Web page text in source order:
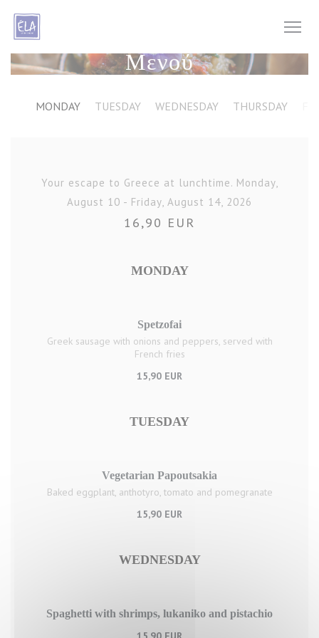
Πίνακας διαχείρισης "Μπισκότων" (Cookies)
Μενού
MONDAY TUESDAY WEDNESDAY THURSDAY
Your escape to Greece at lunchtime. Monday,
August 10 - Friday, August 14, 2026
16,90 EUR
MONDAY
Spetzofai
Greek sausage with onions and peppers, served with
French fries
15,90 EUR
TUESDAY
Vegetarian Papoutsakia
Baked eggplant, anthotyro, tomato and pomegranate
15,90 EUR
WEDNESDAY
Spaghetti with shrimps, lukaniko and pistachio